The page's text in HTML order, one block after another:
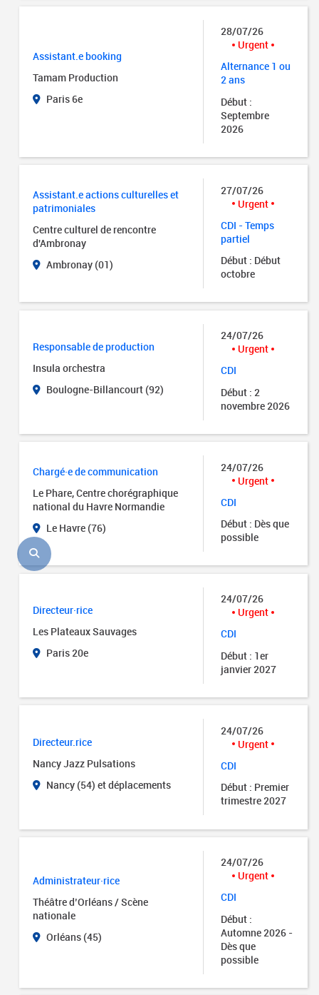
Assistant.e booking
Tamam Production
Paris 6e
28/07/26
Urgent
Alternance 1 ou
2 ans
Début :
Septembre
2026
Assistant.e actions culturelles et
patrimoniales
Centre culturel de rencontre
d'Ambronay
Ambronay (01)
27/07/26
Urgent
CDI - Temps
partiel
Début : Début
octobre
Responsable de production
Insula orchestra
Boulogne-Billancourt (92)
24/07/26
Urgent
CDI
Début : 2
novembre 2026
Chargé·e de communication
Le Phare, Centre chorégraphique
national du Havre Normandie
Le Havre (76)
24/07/26
Urgent
CDI
Début : Dès que
possible
Directeur·rice
Les Plateaux Sauvages
Paris 20e
24/07/26
Urgent
CDI
Début : 1er
janvier 2027
Directeur.rice
Nancy Jazz Pulsations
Nancy (54) et déplacements
24/07/26
Urgent
CDI
Début : Premier
trimestre 2027
Administrateur·rice
Théâtre d’Orléans / Scène
nationale
Orléans (45)
24/07/26
Urgent
CDI
Début :
Automne 2026 -
Dès que
possible